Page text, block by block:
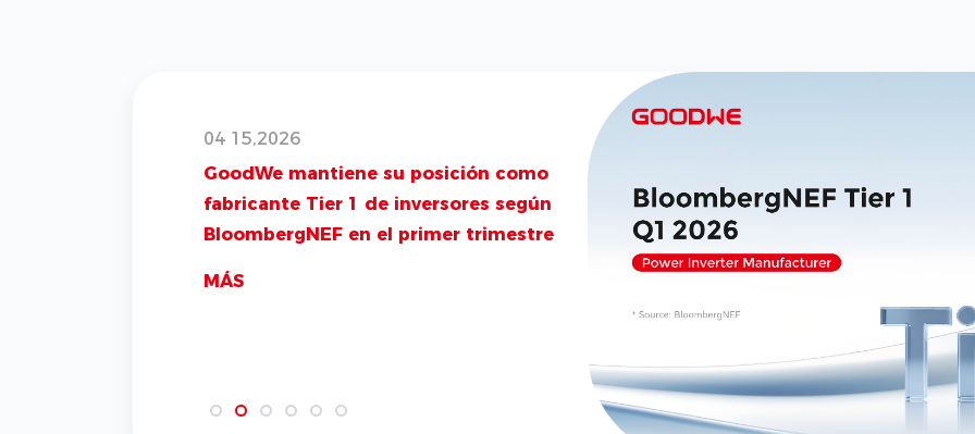
04 15,2026
GoodWe mantiene su posición como
fabricante Tier 1 de inversores según
BloombergNEF en el primer trimestre
de 2026
MÁS